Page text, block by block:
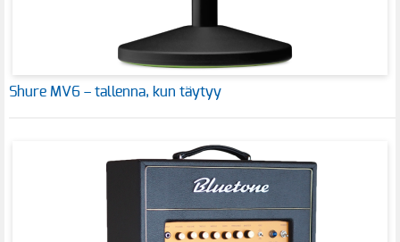
Shure MV6 – tallenna, kun täytyy